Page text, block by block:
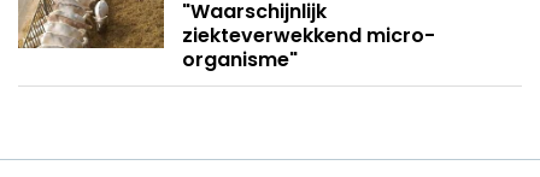
"Waarschijnlijk
ziekteverwekkend micro-
organisme"